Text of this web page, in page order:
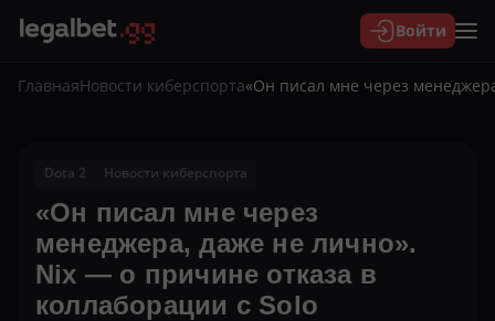
Войти
ГлавнаяНовости киберспорта«Он писал мне через
Dota 2 Новости киберспорта
«Он писал мне через
менеджера, даже не лично».
Nix — о причине отказа в
коллаборации с Solo